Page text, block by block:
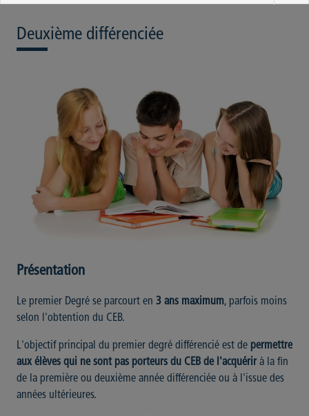
Deuxième différenciée
Présentation
Le premier Degré se parcourt en 3 ans maximum, parfois moins
selon l'obtention du CEB.
L'objectif principal du premier degré différencié est de permettre
aux élèves qui ne sont pas porteurs du CEB de l'acquérirà la fin
de la première ou deuxième année différenciée ou à l'issue des
années ultérieures.